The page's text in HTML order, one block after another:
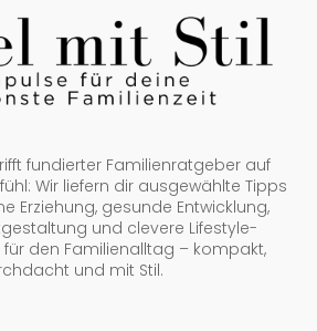
fundierter Familienratgeber auf
Wir liefern dir ausgewählte Tipps
Erziehung, gesunde Entwicklung,
und clevere Lifestyle-
den Familienalltag – kompakt,
und mit Stil.